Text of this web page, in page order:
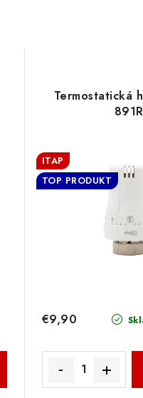
Termostatická
891R
ITAP
TOP PRODUKT
€9,90